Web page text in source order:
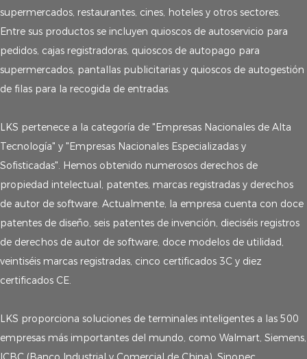
supermercados, restaurantes, cines, hoteles y otros sectores.
Entre sus productos se incluyen quioscos de autoservicio para
pedidos, cajas registradoras, quioscos de autopago para
supermercados, pantallas publicitarias y quioscos de autogestión
de filas para la recogida de entradas.
LKS pertenece a la categoría de "Empresas Nacionales de Alta
Tecnología" y "Empresas Nacionales Especializadas y
Sofisticadas". Hemos obtenido numerosos derechos de
propiedad intelectual, patentes, marcas registradas y derechos
de autor de software. Actualmente, la empresa cuenta con doce
patentes de diseño, seis patentes de invención, dieciséis registros
de derechos de autor de software, doce modelos de utilidad,
veintiséis marcas registradas, cinco certificados 3C y diez
certificados CE.
LKS proporciona soluciones de terminales inteligentes a las 500
empresas más importantes del mundo, como Walmart, Siemens,